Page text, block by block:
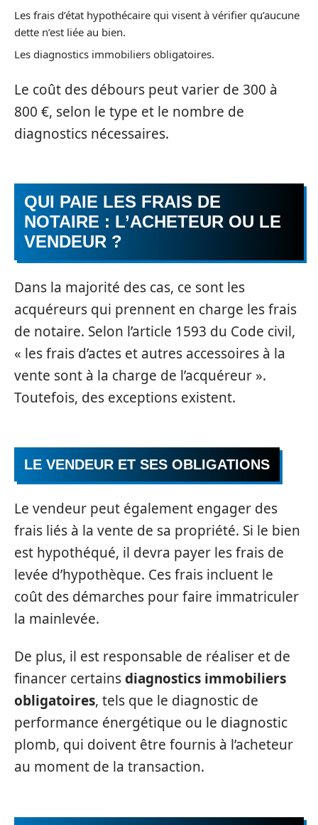
Les frais d’état hypothécaire qui visent à vérifier qu’aucune
dette n’est liée au bien.
Les diagnostics immobiliers obligatoires.
Le coût des débours peut varier de 300 à
800 €, selon le type et le nombre de
diagnostics nécessaires.
QUI PAIE LES FRAIS DE
NOTAIRE : L’ACHETEUR OU LE
VENDEUR ?
Dans la majorité des cas, ce sont les
acquéreurs qui prennent en charge les frais
de notaire. Selon l’article 1593 du Code civil,
« les frais d’actes et autres accessoires à la
vente sont à la charge de l’acquéreur ».
Toutefois, des exceptions existent.
LE VENDEUR ET SES OBLIGATIONS
Le vendeur peut également engager des
frais liés à la vente de sa propriété. Si le bien
est hypothéqué, il devra payer les frais de
levée d’hypothèque. Ces frais incluent le
coût des démarches pour faire immatriculer
la mainlevée.
De plus, il est responsable de réaliser et de
financer certainsdiagnostics immobiliers
obligatoires, tels que le diagnostic de
performance énergétique ou le diagnostic
plomb, qui doivent être fournis à l’acheteur
au moment de la transaction.